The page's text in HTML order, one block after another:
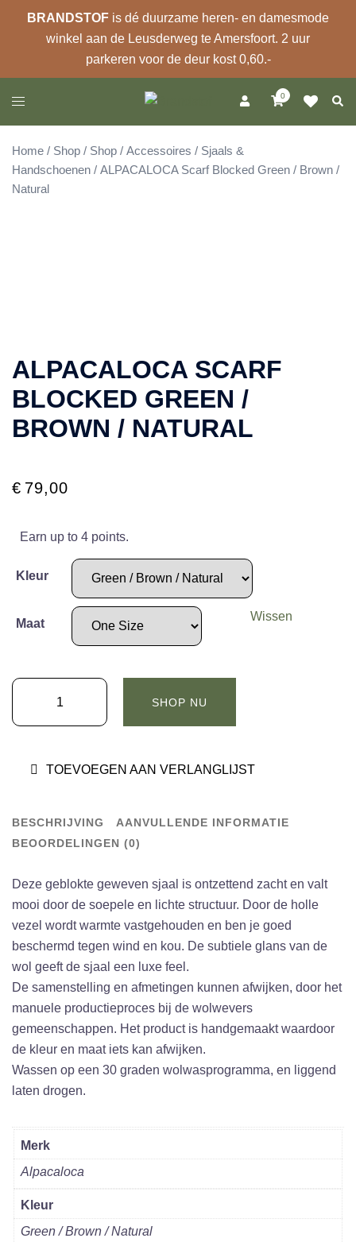
BRANDSTOF is dé duurzame heren- en damesmode
winkel aan de Leusderweg te Amersfoort. 2 uur
parkeren voor de deur kost 0,60.-
naar
de
inhoud
Toggle
0
Home / Shop / Shop / Accessoires / Sjaals &
Handschoenen / ALPACALOCA Scarf Blocked Green / Brown /
Natural
ALPACALOCA SCARF
BLOCKED GREEN /
BROWN / NATURAL
€ 79,00
Earn up to 4 points.
Kleur
Maat
Wissen
ALPACALOCA
Blocked
SHOP NU
TOEVOEGEN AAN VERLANGLIJST
BESCHRIJVING
AANVULLENDE INFORMATIE
BEOORDELINGEN (0)
Deze geblokte geweven sjaal is ontzettend zacht en valt
mooi door de soepele en lichte structuur. Door de holle
vezel wordt warmte vastgehouden en ben je goed
beschermd tegen wind en kou. De subtiele glans van de
wol geeft de sjaal een luxe feel.
De samenstelling en afmetingen kunnen afwijken, door het
manuele productieproces bij de wolwevers
gemeenschappen. Het product is handgemaakt waardoor
de kleur en maat iets kan afwijken.
Wassen op een 30 graden wolwasprogramma, en liggend
laten drogen.
Merk
Alpacaloca
Kleur
Green / Brown / Natural